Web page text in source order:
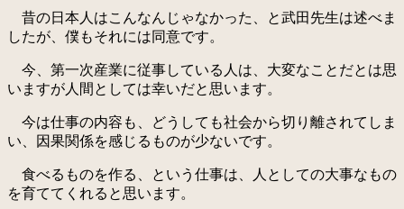
昔の日本人はこんなんじゃなかった、と武田先生は述べま
したが、僕もそれには同意です。
今、第一次産業に従事している人は、大変なことだとは思
いますが人間としては幸いだと思います。
今は仕事の内容も、どうしても社会から切り離されてしま
い、因果関係を感じるものが少ないです。
食べるものを作る、という仕事は、人としての大事なもの
を育ててくれると思います。